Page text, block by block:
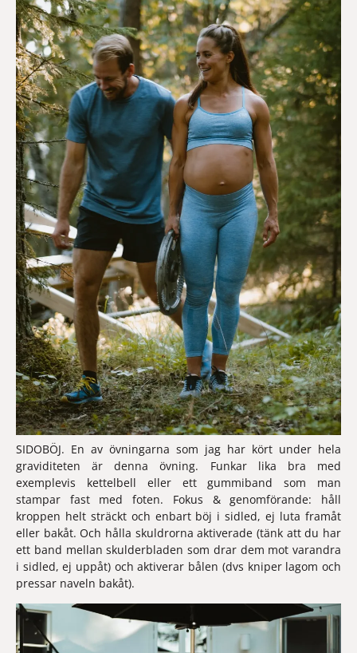
SIDOBÖJ. En av övningarna som jag har kört under hela
graviditeten är denna övning. Funkar lika bra med
exemplevis kettelbell eller ett gummiband som man
stampar fast med foten. Fokus & genomförande: håll
kroppen helt sträckt och enbart böj i sidled, ej luta framåt
eller bakåt. Och hålla skuldrorna aktiverade (tänk att du har
ett band mellan skulderbladen som drar dem mot varandra
i sidled, ej uppåt) och aktiverar bålen (dvs kniper lagom och
pressar naveln bakåt).